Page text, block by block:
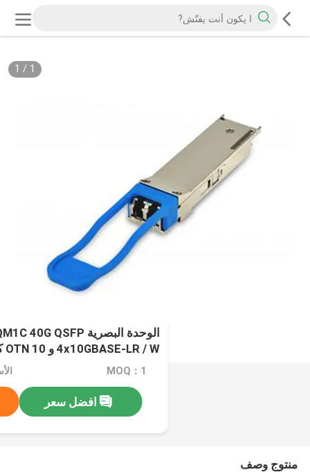
1
/
1
4x10GBASE-LR / W و OTN 10 كم QSFP +
MOQ：1
افضل سعر
منتوج وصف